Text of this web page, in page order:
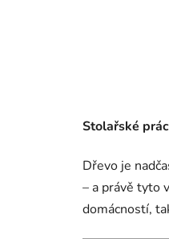
Stolařské
Dřevo je
– a právě tyto
domácností,